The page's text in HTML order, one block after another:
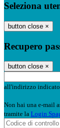
Seleziona
button close ×
Recupero
button close ×
all'indirizzo indicato
Non hai una e-mail
tramite la Login